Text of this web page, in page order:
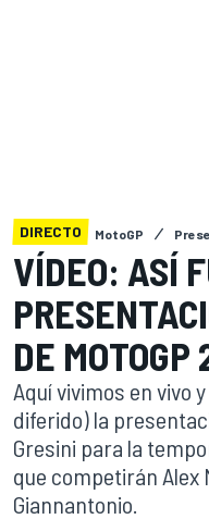
DIRECTO MotoGP
VÍDEO: ASÍ
DE
Aquí vivimos en vivo
diferido) la
Gresini para la
que competirán Alex
Giannantonio.